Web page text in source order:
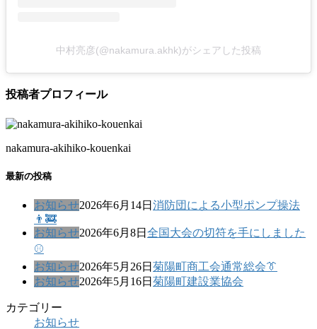
中村亮彦(@nakamura.akhk)がシェアした投稿
投稿者プロフィール
nakamura-akihiko-kouenkai
最新の投稿
お知らせ2026年6月14日 消防団による小型ポンプ操法
👨‍🚒
お知らせ2026年6月8日 全国大会の切符を手にしました
⚾
お知らせ2026年5月26日 菊陽町商工会通常総会👔
お知らせ2026年5月16日 菊陽町建設業協会
カテゴリー
お知らせ